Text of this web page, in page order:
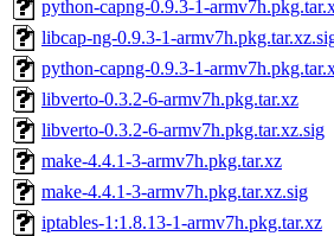
python-capng-0.9.3-1-
libcap-ng-0.9.3-1-
python-capng-0.9.3-1-
libverto-0.3.2-6-armv7h.pkg.tar.xz
libverto-0.3.2-6-armv7h.pkg.tar.xz.sig
make-4.4.1-3-armv7h.pkg.tar.xz
make-4.4.1-3-armv7h.pkg.tar.xz.sig
iptables-1:1.8.13-1-armv7h.pkg.tar.xz